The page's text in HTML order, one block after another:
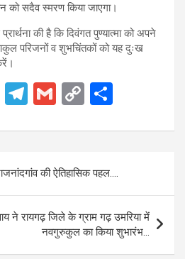
को सदैव स्मरण किया जाएगा।
की है कि दिवंगत पुण्यात्मा को अपने
परिजनों व शुभचिंतकों को यह दुःख
X
T
e
gr
a
m
G
ail
C
py
n
k
ar
की ऐतिहासिक पहल….
ने रायगढ़ जिले के ग्राम गढ़ उमरिया में
नवगुरुकुल का किया शुभारंभ…